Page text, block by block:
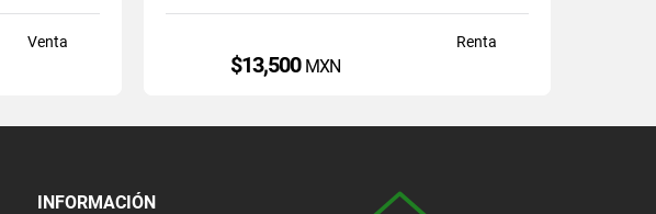
Venta Renta
$13,500 MXN
INFORMACIÓN